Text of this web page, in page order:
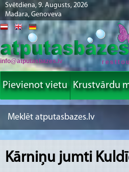
Svētdiena, 9. Augusts, 2026
Madara, Genoveva
info@atputasbazes.lv
Pievienot vietu Krustvārdu
Kārniņu jumti